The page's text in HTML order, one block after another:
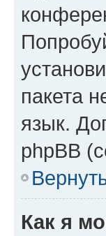
пакета
язык.
phpBB
Как я